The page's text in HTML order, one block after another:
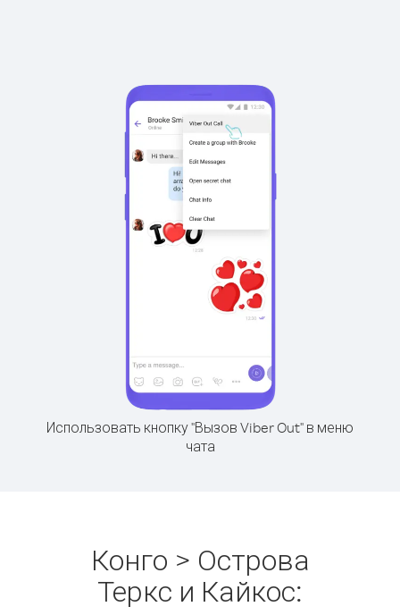
Использовать кнопку "Вызов Viber Out" в меню
чата
Конго > Острова
Теркс и Кайкос: